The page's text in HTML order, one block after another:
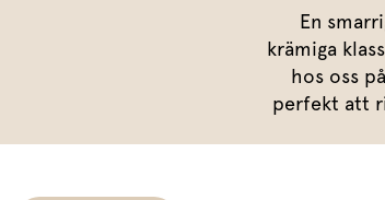
En
krämiga
hos oss
perfekt att